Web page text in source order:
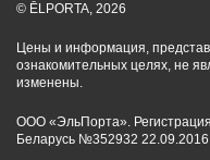
© ĒLPORTA, 2026
Цены и информация,
ознакомительных целях, не
изменены.
ООО «ЭльПорта».
Беларусь №352932